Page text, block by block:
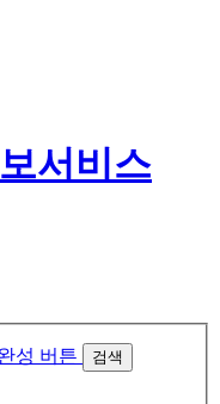
검색